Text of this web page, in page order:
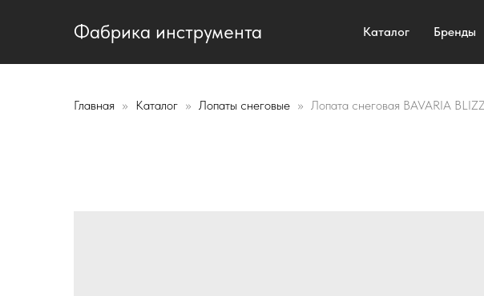
Фабрика инструмента Каталог Бренды
Главная Каталог Лопаты снеговые Лопата снеговая BAVARIA